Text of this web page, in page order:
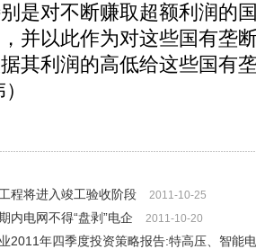
是对不断赚取超额利润的
并以此作为对这些国有垄
其利润的高低给这些国有
程将进入竣工验收阶段
2011-10-25
内电网不得“盘剥”电企 2011-10-20
2011年四季度投资策略报告:特高压、智能